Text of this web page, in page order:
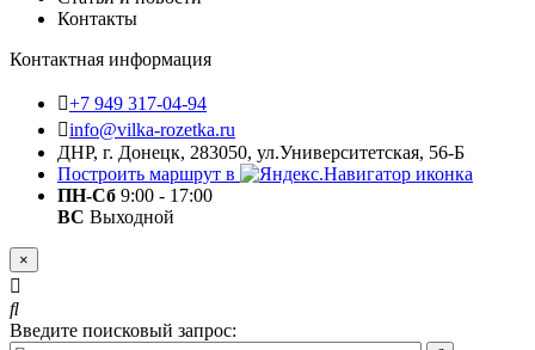
Контакты
Контактная информация
+7 949 317-04-94
info@vilka-rozetka.ru
ДНР, г. Донецк, 283050, ул.Университетская, 56-Б
Построить маршрут в
ПН-Сб 9:00 - 17:00
ВС Выходной
×
Введите поисковый запрос: